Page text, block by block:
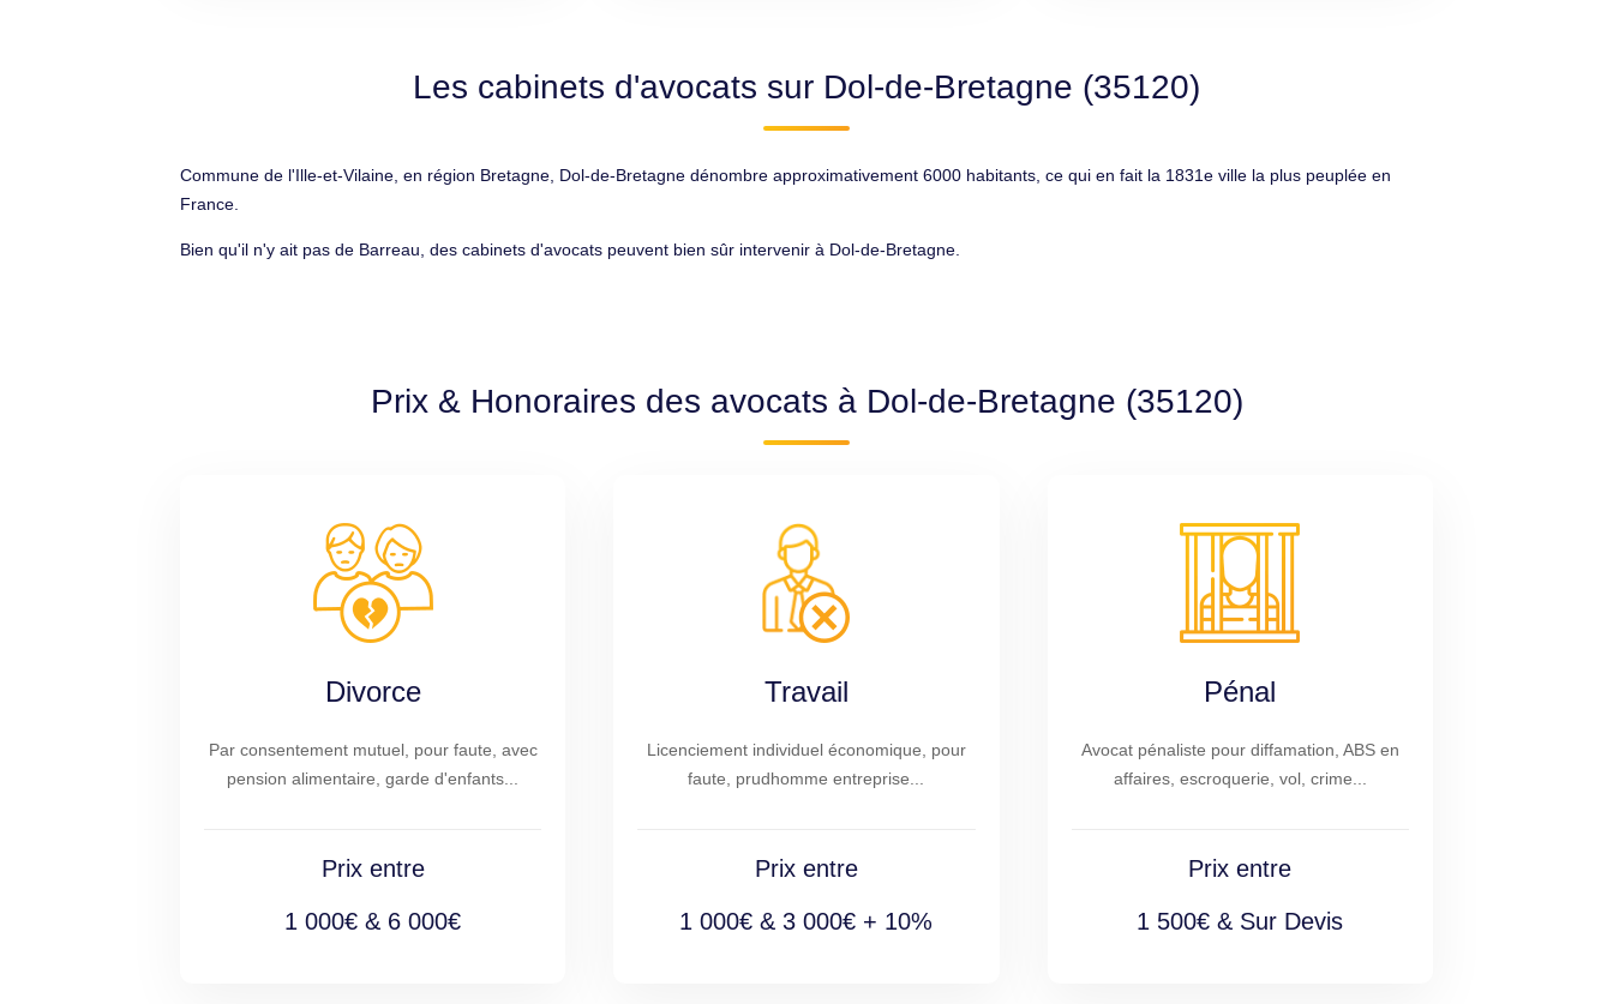
Les cabinets d'avocats sur Dol-de-Bretagne (35120)
Commune de l'Ille-et-Vilaine, en région Bretagne, Dol-de-Bretagne dénombre approximativement 6000 habitants, ce qui en fait la 1831e ville la plus peuplée en
France.
Bien qu'il n'y ait pas de Barreau, des cabinets d'avocats peuvent bien sûr intervenir à Dol-de-Bretagne.
Prix & Honoraires des avocats à Dol-de-Bretagne (35120)
Divorce
Par consentement mutuel, pour faute, avec
pension alimentaire, garde d'enfants...
Prix entre
1 000€ & 6 000€
Travail
Licenciement individuel économique, pour
faute, prudhomme entreprise...
Prix entre
1 000€ & 3 000€ + 10%
Pénal
Avocat pénaliste pour diffamation, ABS en
affaires, escroquerie, vol, crime...
Prix entre
1 500€ & Sur Devis